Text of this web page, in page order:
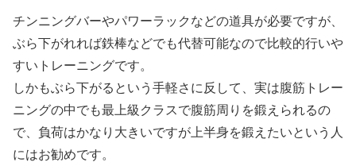
チンニングバーやパワーラックなどの道具が必要ですが、
ぶら下がれれば鉄棒などでも代替可能なので比較的行いや
すいトレーニングです。
しかもぶら下がるという手軽さに反して、実は腹筋トレー
ニングの中でも最上級クラスで腹筋周りを鍛えられるの
で、負荷はかなり大きいですが上半身を鍛えたいという人
にはお勧めです。